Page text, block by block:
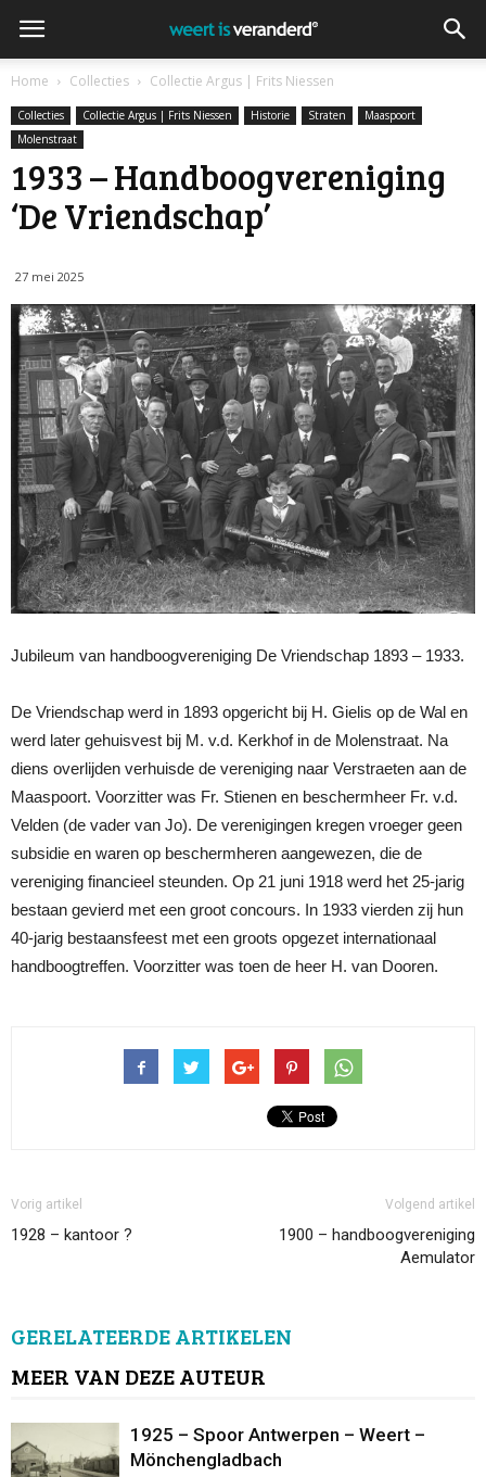
Home Collecties Collectie Argus | Frits Niessen
Collecties Collectie Argus | Frits Niessen Historie Straten
Maaspoort
Molenstraat
1933 – Handboogvereniging
‘De Vriendschap’
27 mei 2025
Jubileum van handboogvereniging De Vriendschap 1893 – 1933.
De Vriendschap werd in 1893 opgericht bij H. Gielis op de Wal en
werd later gehuisvest bij M. v.d. Kerkhof in de Molenstraat. Na
diens overlijden verhuisde de vereniging naar Verstraeten aan de
Maaspoort. Voorzitter was Fr. Stienen en beschermheer Fr. v.d.
Velden (de vader van Jo). De verenigingen kregen vroeger geen
subsidie en waren op beschermheren aangewezen, die de
vereniging financieel steunden. Op 21 juni 1918 werd het 25-jarig
bestaan gevierd met een groot concours. In 1933 vierden zij hun
40-jarig bestaansfeest met een groots opgezet internationaal
handboogtreffen. Voorzitter was toen de heer H. van Dooren.
Vorig artikel
1928 – kantoor ?
Volgend artikel
1900 – handboogvereniging
Aemulator
GERELATEERDE ARTIKELEN
MEER VAN DEZE AUTEUR
1925 – Spoor Antwerpen – Weert –
Mönchengladbach